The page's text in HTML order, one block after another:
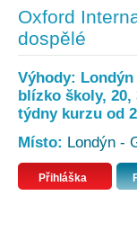
Oxford
dospělé
Výhody:
blízko školy,
týdny kurzu od
Místo: Londýn -
Přihláška